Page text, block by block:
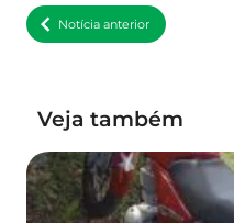
Notícia anterior
Veja também